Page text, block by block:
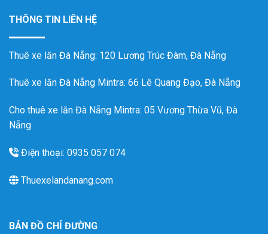
THÔNG TIN LIÊN HỆ
Thuê xe lăn Đà Nẵng: 120 Lương Trúc Đàm, Đà Nẵng
Thuê xe lăn Đà Nẵng Mintra: 66 Lê Quang Đạo, Đà Nẵng
Cho thuê xe lăn Đà Nẵng Mintra: 05 Vương Thừa Vũ, Đà
Nẵng
Điện thoại: 0935 057 074
Thuexelandanang.com
BẢN ĐỒ CHỈ ĐƯỜNG